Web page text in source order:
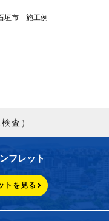
垣市 施工例
査）
フレット
トを見る